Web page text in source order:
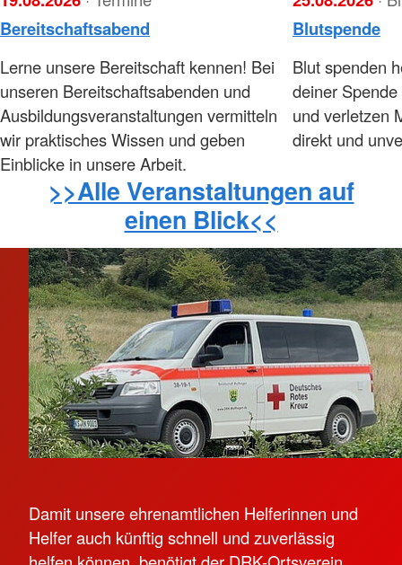
Bereitschaftsabend
Lerne unsere Bereitschaft kennen! Bei
unseren Bereitschaftsabenden und
Ausbildungsveranstaltungen vermitteln
wir praktisches Wissen und geben
Einblicke in unsere Arbeit.
Blutspende
Blut spenden
deiner
und verletzen
direkt und
>>Alle Veranstaltungen auf
einen Blick<<
Damit unsere ehrenamtlichen Helferinnen und
Helfer auch künftig schnell und zuverlässig